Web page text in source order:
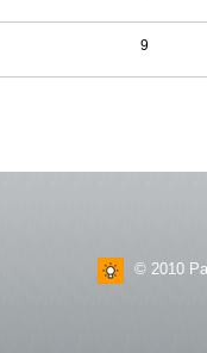
9
© 2010